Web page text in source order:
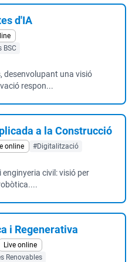
d'IA
BSC
desenvolupant una visió
respon...
a la Construcció
online #Digitalització
civil: visió per
i Regenerativa
Live online
Renovables